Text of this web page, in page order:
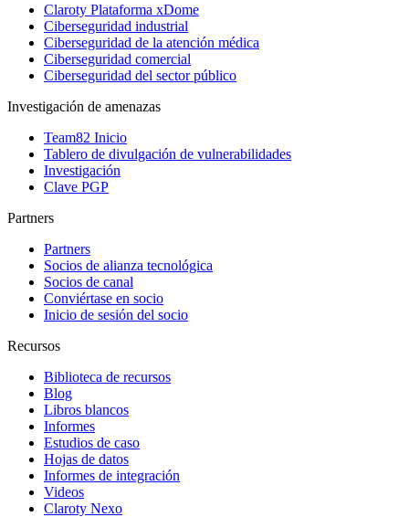
Claroty Plataforma xDome
Ciberseguridad industrial
Ciberseguridad de la atención médica
Ciberseguridad comercial
Ciberseguridad del sector público
Investigación de amenazas
Team82 Inicio
Tablero de divulgación de vulnerabilidades
Investigación
Clave PGP
Partners
Partners
Socios de alianza tecnológica
Socios de canal
Conviértase en socio
Inicio de sesión del socio
Recursos
Biblioteca de recursos
Blog
Libros blancos
Informes
Estudios de caso
Hojas de datos
Informes de integración
Videos
Claroty Nexo